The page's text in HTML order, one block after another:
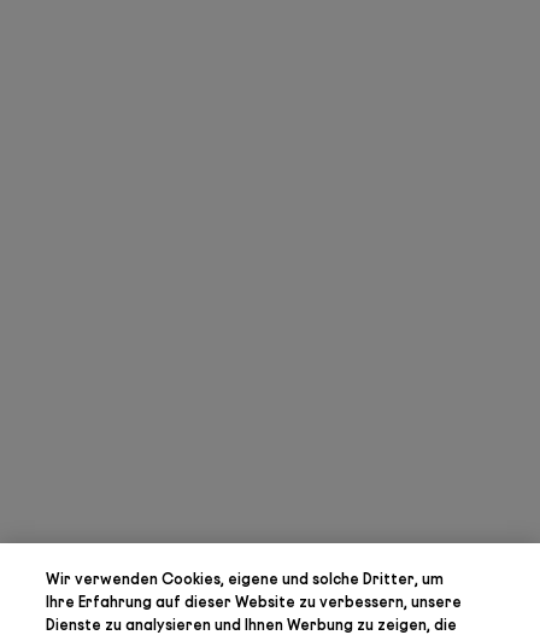
Wir verwenden Cookies, eigene und solche Dritter, um
Ihre Erfahrung auf dieser Website zu verbessern, unsere
Dienste zu analysieren und Ihnen Werbung zu zeigen, die